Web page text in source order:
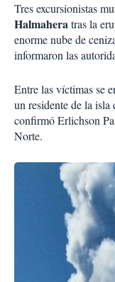
Tres excursionistas
Halmaheratras la
enorme nube de
informaron las
Entre las víctimas se
un residente de la isla
confirmó Erlichson
Norte.